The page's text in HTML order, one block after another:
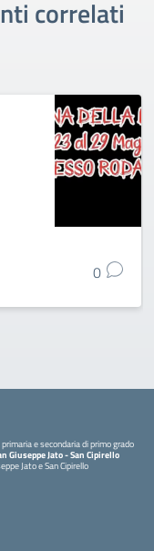
correlati
0
e secondaria di primo grado
Giuseppe Jato - San Cipirello
Jato e San Cipirello